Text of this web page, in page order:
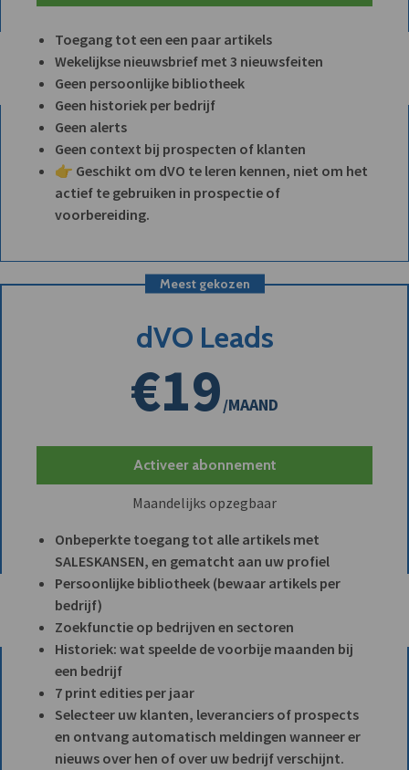
Toegang tot een een paar artikels
Wekelijkse nieuwsbrief met 3 nieuwsfeiten
Geen persoonlijke bibliotheek
Geen historiek per bedrijf
Geen alerts
Geen context bij prospecten of klanten
👉 Geschikt om dVO te leren kennen, niet om het
actief te gebruiken in prospectie of
voorbereiding.
Meest gekozen
dVO Leads
€19/MAAND
Activeer abonnement
Maandelijks opzegbaar
Onbeperkte toegang tot alle artikels met
SALESKANSEN, en gematcht aan uw profiel
Persoonlijke bibliotheek (bewaar artikels per
bedrijf)
Zoekfunctie op bedrijven en sectoren
Historiek: wat speelde de voorbije maanden bij
een bedrijf
7 print edities per jaar
Selecteer uw klanten, leveranciers of prospects
en ontvang automatisch meldingen wanneer er
nieuws over hen of over uw bedrijf verschijnt.